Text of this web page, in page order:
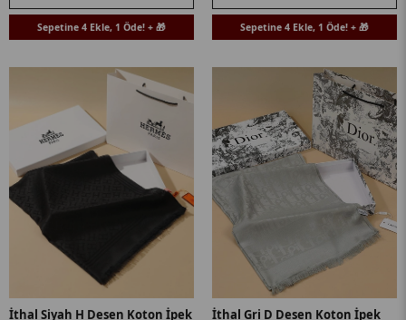
Sepetine 4 Ekle, 1 Öde! + 🎁 Sepetine 4 Ekle, 1 Öde! + 🎁
İthal Siyah H Desen Koton İpek
İthal Gri D Desen Koton İpek